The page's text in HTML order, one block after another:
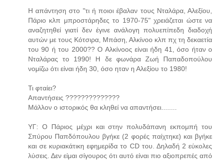
Η απάντηση στο "τι ή ποιοι έβαλαν τους Νταλάρα, Αλεξίου,
Πάριο κλπ μπροστάρηδες το 1970-75" χρειάζεται ώστε να
αναζητηθεί γιατί δεν έγινε ανάλογη πολυεπίπεδη διαδοχή
αυτών με τους Κότσιρα, Μπάση, Αλκίνοο κλπ πχ τη δεκαετία
του 90 ή του 2000?? Ο Αλκίνοος είναι ήδη 41, όσο ήταν ο
Νταλάρας το 1990! Η δε φωνάρα Ζωή Παπαδοπούλου
νομίζω ότι είναι ήδη 30, όσο ηταν η Αλεξίου το 1980!
Τι φταίει?
Απαντήσεις ??????????????
Μάλλον ο ιστορικός θα κληθεί να απαντήσει........
ΥΓ: Ο Πάριος μέχρι και στην πολυδάπανη εκπομπή του
Σπύρου Παπδόπουλου βγήκε (2 φορές παίχτηκε) και βγήκε
και σε κυριακάτικη εφημερίδα το CD του. Δηλαδή 2 εύκολες
λύσεις. Δεν είμαι σίγουρος ότι αυτό είναι πιο αξιοπρεπές από